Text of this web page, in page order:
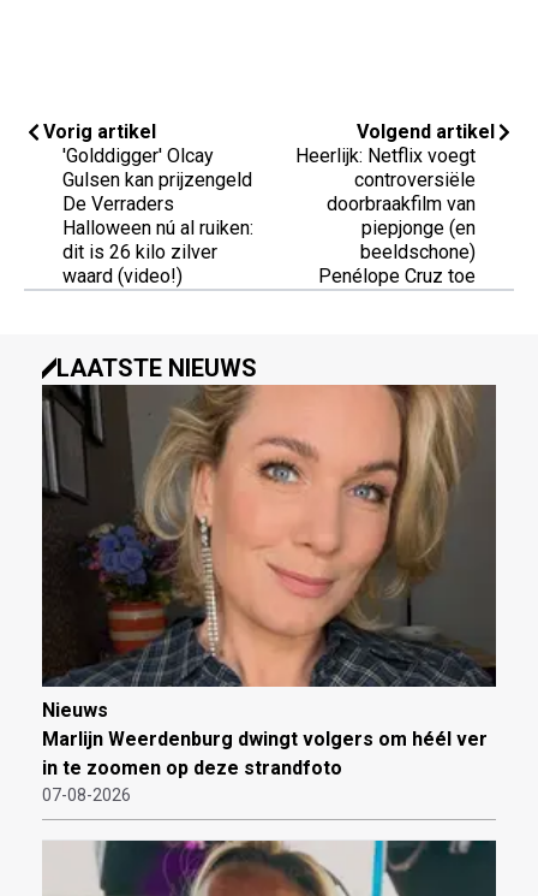
Vorig artikel
'Golddigger' Olcay
Gulsen kan prijzengeld
De Verraders
Halloween nú al ruiken:
dit is 26 kilo zilver
waard (video!)
Volgend artikel
Heerlijk: Netflix voegt
controversiële
doorbraakfilm van
piepjonge (en
beeldschone)
Penélope Cruz toe
LAATSTE NIEUWS
Nieuws
Marlijn Weerdenburg dwingt volgers om héél ver
in te zoomen op deze strandfoto
07-08-2026